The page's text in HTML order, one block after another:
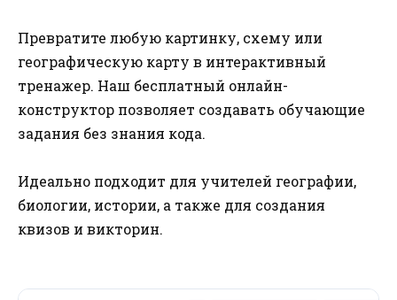
Превратите любую картинку, схему или
географическую карту в интерактивный
тренажер. Наш бесплатный онлайн-
конструктор позволяет создавать обучающие
задания без знания кода.
Идеально подходит для учителей географии,
биологии, истории, а также для создания
квизов и викторин.